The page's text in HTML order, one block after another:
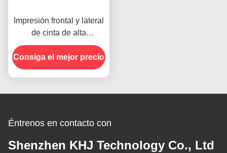
Impresión frontal y lateral
de cinta de alta
temperatura para el
producto en stock
Consiga el mejor precio
Éntrenos en contacto con
Shenzhen KHJ Technology Co., Ltd